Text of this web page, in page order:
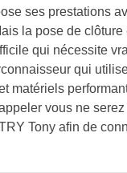
ses prestations
la pose de clôture
qui nécessite
qui
matériels
vous ne
Tony afin de